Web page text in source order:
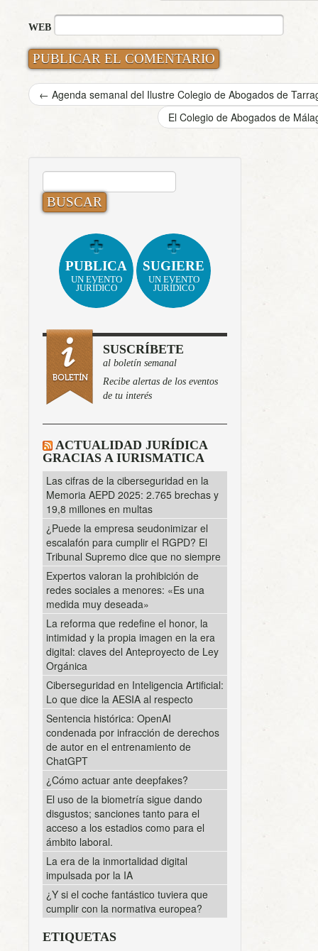
WEB
← Agenda semanal del Ilustre Colegio de Abogados de
El Colegio de Abogados de
BUSCAR:
PUBLICA
UN EVENTO
JURÍDICO
SUGIERE
UN EVENTO
JURÍDICO
SUSCRÍBETE
al boletín semanal
Recibe alertas de los eventos
de tu interés
ACTUALIDAD JURÍDICA
GRACIAS A IURISMATICA
Las cifras de la ciberseguridad en la
Memoria AEPD 2025: 2.765 brechas y
19,8 millones en multas
¿Puede la empresa seudonimizar el
escalafón para cumplir el RGPD? El
Tribunal Supremo dice que no siempre
Expertos valoran la prohibición de
redes sociales a menores: «Es una
medida muy deseada»
La reforma que redefine el honor, la
intimidad y la propia imagen en la era
digital: claves del Anteproyecto de Ley
Orgánica
Ciberseguridad en Inteligencia Artificial:
Lo que dice la AESIA al respecto
Sentencia histórica: OpenAI
condenada por infracción de derechos
de autor en el entrenamiento de
ChatGPT
¿Cómo actuar ante deepfakes?
El uso de la biometría sigue dando
disgustos; sanciones tanto para el
acceso a los estadios como para el
ámbito laboral.
La era de la inmortalidad digital
impulsada por la IA
¿Y si el coche fantástico tuviera que
cumplir con la normativa europea?
ETIQUETAS